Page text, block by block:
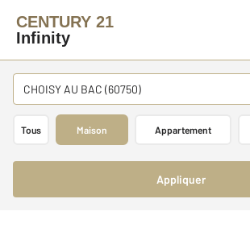
CENTURY 21
Infinity
CHOISY AU BAC (60750)
Tous Maison Appartement
Appliquer